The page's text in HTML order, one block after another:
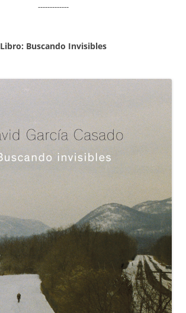
-------------
Libro: Buscando Invisibles